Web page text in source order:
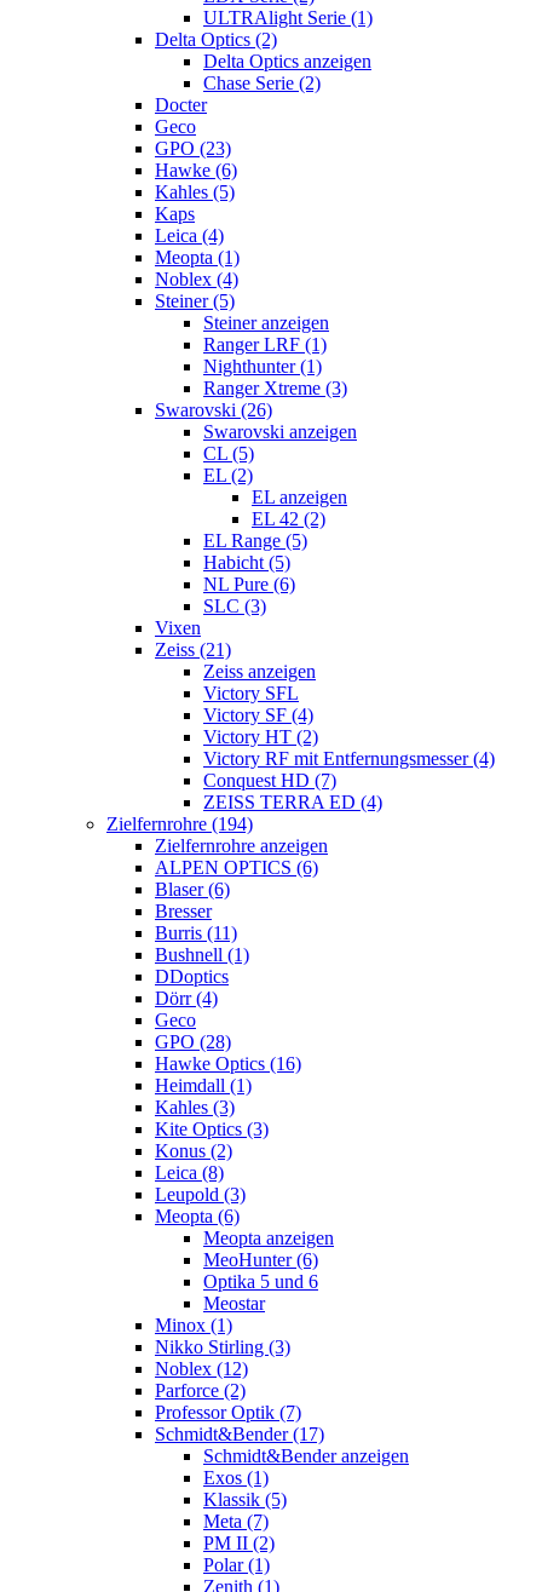
ULTRAlight Serie (1)
Delta Optics (2)
Delta Optics anzeigen
Chase Serie (2)
Docter
Geco
GPO (23)
Hawke (6)
Kahles (5)
Kaps
Leica (4)
Meopta (1)
Noblex (4)
Steiner (5)
Steiner anzeigen
Ranger LRF (1)
Nighthunter (1)
Ranger Xtreme (3)
Swarovski (26)
Swarovski anzeigen
CL (5)
EL (2)
EL anzeigen
EL 42 (2)
EL Range (5)
Habicht (5)
NL Pure (6)
SLC (3)
Vixen
Zeiss (21)
Zeiss anzeigen
Victory SFL
Victory SF (4)
Victory HT (2)
Victory RF mit Entfernungsmesser (4)
Conquest HD (7)
ZEISS TERRA ED (4)
Zielfernrohre (194)
Zielfernrohre anzeigen
ALPEN OPTICS (6)
Blaser (6)
Bresser
Burris (11)
Bushnell (1)
DDoptics
Dörr (4)
Geco
GPO (28)
Hawke Optics (16)
Heimdall (1)
Kahles (3)
Kite Optics (3)
Konus (2)
Leica (8)
Leupold (3)
Meopta (6)
Meopta anzeigen
MeoHunter (6)
Optika 5 und 6
Meostar
Minox (1)
Nikko Stirling (3)
Noblex (12)
Parforce (2)
Professor Optik (7)
Schmidt&Bender (17)
Schmidt&Bender anzeigen
Exos (1)
Klassik (5)
Meta (7)
PM II (2)
Polar (1)
Zenith (1)